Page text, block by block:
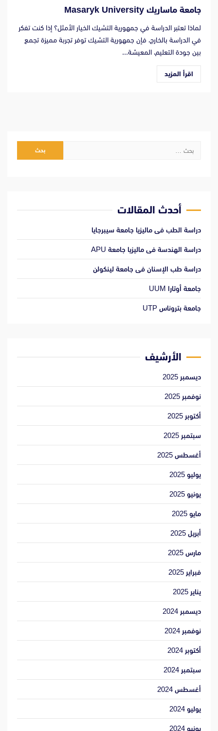
جامعة ماساريك Masaryk University
لماذا تعتبر الدراسة في جمهورية التشيك الخيار الأمثل؟ إذا كنت تفكر
في الدراسة بالخارج، فإن جمهورية التشيك توفر تجربة مميزة تجمع
بين جودة التعليم، المعيشة...
اقرأ المزيد
البحث
أحدث المقالات
دراسة الطب فى ماليزيا جامعة سيبرجايا
دراسة الهندسة فى ماليزيا جامعة APU
دراسة طب الإسنان فى جامعة لينكولن
جامعة أوتارا UUM
جامعة بتروناس UTP
الأرشيف
ديسمبر 2025
نوفمبر 2025
أكتوبر 2025
سبتمبر 2025
أغسطس 2025
يوليو 2025
يونيو 2025
مايو 2025
أبريل 2025
مارس 2025
فبراير 2025
يناير 2025
ديسمبر 2024
نوفمبر 2024
أكتوبر 2024
سبتمبر 2024
أغسطس 2024
يوليو 2024
يونيو 2024